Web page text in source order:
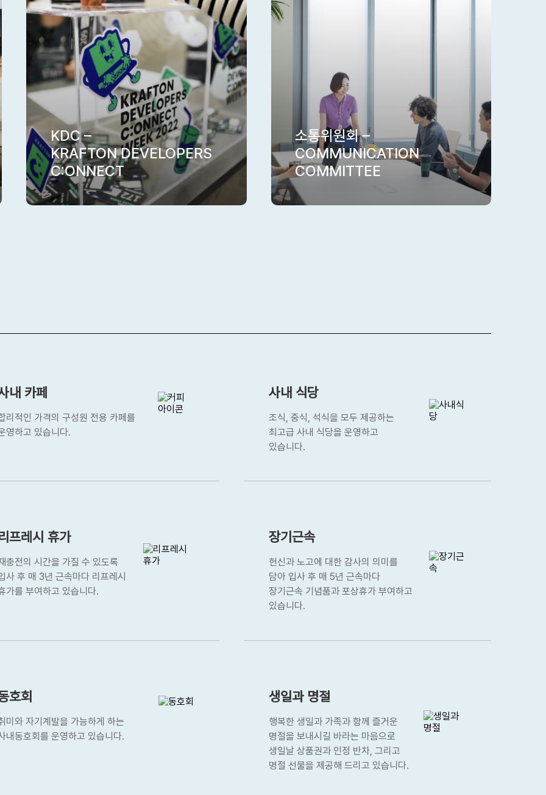
KDC –
KRAFTON DEVELOPERS
C:ONNECT
소통위원회 –
COMMUNICATION
COMMITTEE
내 카페
리적인 가격의 구성원 전용 카페를
영하고 있습니다.
사내 식당
조식, 중식, 석식을 모두 제공하는
최고급 사내 식당을 운영하고
있습니다.
프레시 휴가
충전의 시간을 가질 수 있도록
사 후 매 3년 근속마다 리프레시
가를 부여하고 있습니다.
장기근속
헌신과 노고에 대한 감사의 의미를
담아 입사 후 매 5년 근속마다
장기근속 기념품과 포상휴가 부여하고
있습니다.
호회
미와 자기계발을 가능하게 하는
내동호회를 운영하고 있습니다.
생일과 명절
행복한 생일과 가족과 함께 즐거운
명절을 보내시길 바라는 마음으로
생일날 상품권과 인정 반차, 그리고
명절 선물을 제공해 드리고 있습니다.